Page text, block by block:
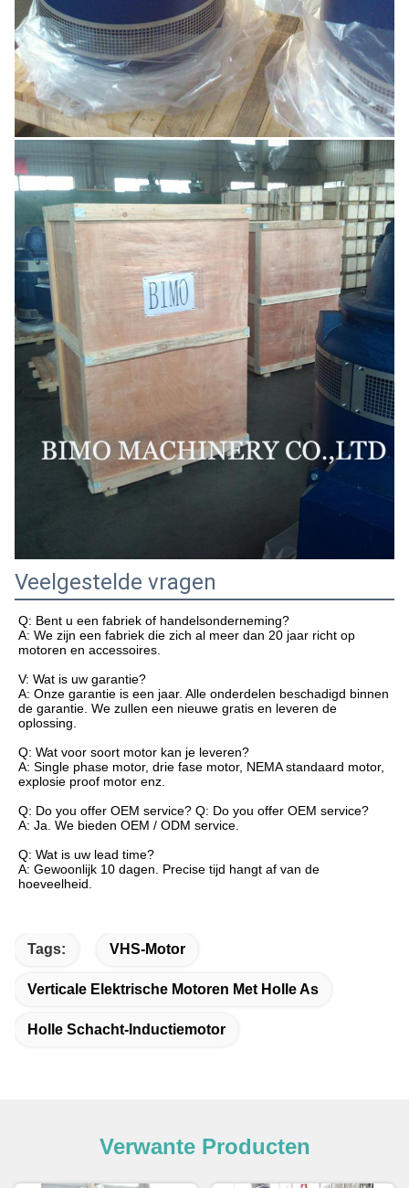
Veelgestelde vragen
Q: Bent u een fabriek of handelsonderneming?
A: We zijn een fabriek die zich al meer dan 20 jaar richt op
motoren en accessoires.
V: Wat is uw garantie?
A: Onze garantie is een jaar. Alle onderdelen beschadigd binnen
de garantie. We zullen een nieuwe gratis en leveren de
oplossing.
Q: Wat voor soort motor kan je leveren?
A: Single phase motor, drie fase motor, NEMA standaard motor,
explosie proof motor enz.
Q: Do you offer OEM service? Q: Do you offer OEM service?
A: Ja. We bieden OEM / ODM service.
Q: Wat is uw lead time?
A: Gewoonlijk 10 dagen. Precise tijd hangt af van de
hoeveelheid.
Tags: VHS-Motor
Verticale Elektrische Motoren Met Holle As
Holle Schacht-Inductiemotor
Verwante Producten